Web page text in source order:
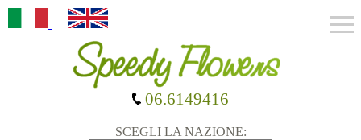
SCEGLI LA NAZIONE:
06.6149416